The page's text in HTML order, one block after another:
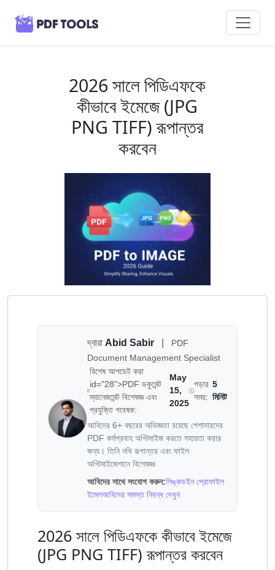
2026 সালে পিডিএফকে
কীভাবে ইমেজে (JPG
PNG TIFF) রূপান্তর
করবেন
দ্বারা Abid Sabir
PDF
Document Management Specialist
বিশেষ আপডেট করা
id="28">PDF ডকুমেন্ট
ম্যানেজমেন্ট বিশেষজ্ঞ এবং
প্রযুক্তি গবেষক:
May
15,
2025
পড়ার
সময়:
5
মিনিট
আবিদের 6+ বছরের অভিজ্ঞতা রয়েছে পেশাদারদের
PDF কর্মপ্রবাহ অপ্টিমাইজ করতে সহায়তা করার
জন্য। তিনি নথি রূপান্তর এবং ফাইল
অপ্টিমাইজেশানে বিশেষজ্ঞ৷
আবিদের সাথে সংযোগ করুন:লিঙ্কডইন প্রোফাইল
ইমেলআবিদের সমস্ত নিবন্ধ দেখুন
2026 সালে পিডিএফকে কীভাবে ইমেজে
(JPG PNG TIFF) রূপান্তর করবেন